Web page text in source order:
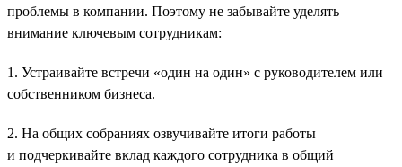
проблемы в компании. Поэтому не забывайте уделять
внимание ключевым сотрудникам:
1. Устраивайте встречи «один на один» с руководителем или
собственником бизнеса.
2. На общих собраниях озвучивайте итоги работы
и подчеркивайте вклад каждого сотрудника в общий